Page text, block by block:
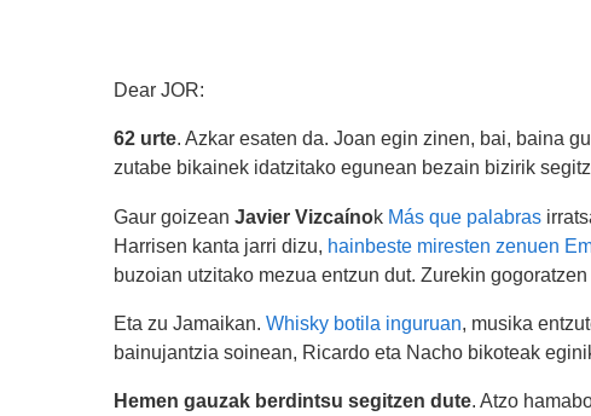
Dear JOR:
62 urte. Azkar esaten da. Joan egin zinen, bai, baina
zutabe bikainek idatzitako egunean bezain bizirik
Gaur goizean Javier Vizcaínok Más que palabras
Harrisen kanta jarri dizu, hainbeste miresten zenuen
buzoian utzitako mezua entzun dut. Zurekin gogoratzen
Eta zu Jamaikan. Whisky botila inguruan, musika
bainujantzia soinean, Ricardo eta Nacho bikoteak
Hemen gauzak berdintsu segitzen dute. Atzo